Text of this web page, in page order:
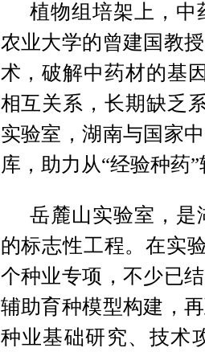
植物组培架上，中
农业大学的曾建国教
术，破解中药材的基
相互关系，长期缺乏
实验室，湖南与国家
库，助力从“经验种药
岳麓山实验室，是
的标志性工程。在实
个种业专项，不少已
辅助育种模型构建，
种业基础研究、技术